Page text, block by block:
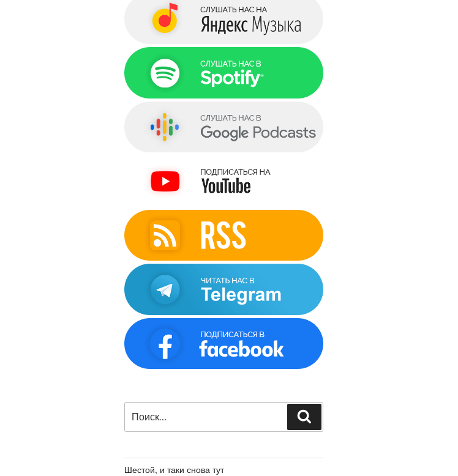
Шестой, и таки снова тут